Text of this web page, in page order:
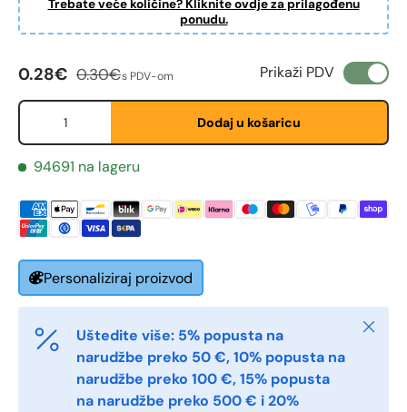
Trebate veće količine? Kliknite ovdje za prilagođenu
ponudu.
Etternavn *
E-post
Postnummer *
Cijena na sniženju
0.28€ Redovna cijena
0.30€s PDV-om Prikaži PDV
Količina
Dodaj u košaricu
94691 na lageru
Personaliziraj proizvod
Uštedite više: 5% popusta na
narudžbe preko 50 €, 10% popusta na
narudžbe preko 100 €, 15% popusta
na narudžbe preko 500 € i 20%